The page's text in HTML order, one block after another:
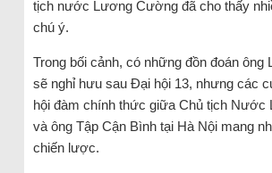
tịch nước Lương Cường đã cho thấy
chú ý.
Trong bối cảnh, có những đồn đoán
sẽ nghỉ hưu sau Đại hội 13, nhưng các
hội đàm chính thức giữa Chủ tịch
và ông Tập Cận Bình tại Hà Nội mang
chiến lược.